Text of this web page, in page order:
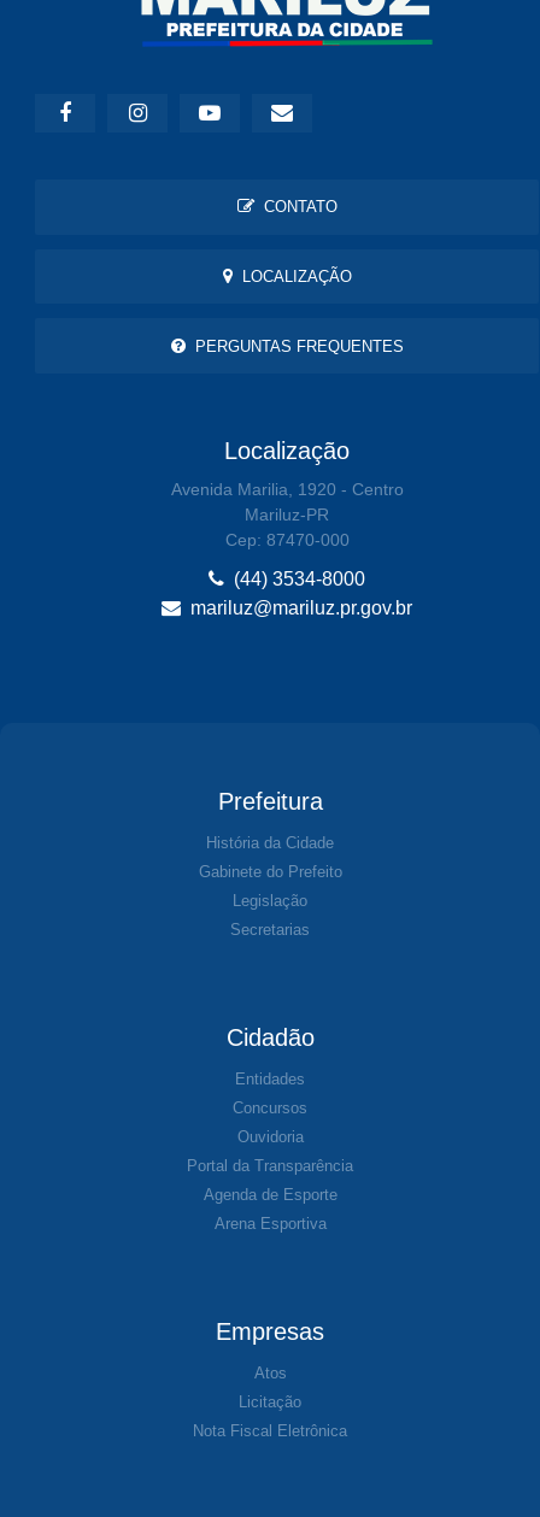
CONTATO
LOCALIZAÇÃO
PERGUNTAS FREQUENTES
Localização
Avenida Marilia, 1920 - Centro
Mariluz-PR
Cep: 87470-000
(44) 3534-8000
mariluz@mariluz.pr.gov.br
Prefeitura
História da Cidade
Gabinete do Prefeito
Legislação
Secretarias
Cidadão
Entidades
Concursos
Ouvidoria
Portal da Transparência
Agenda de Esporte
Arena Esportiva
Empresas
Atos
Licitação
Nota Fiscal Eletrônica